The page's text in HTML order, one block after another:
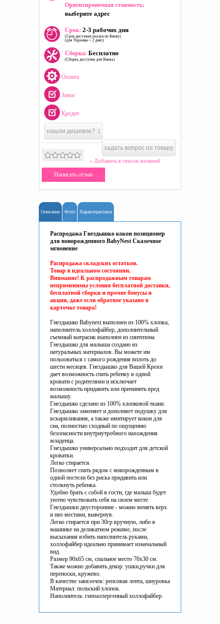
Ориентировочная стоимость:
выберите адрес
Срок: 2-3 рабочих дня
(Срок доставки указан по Киеву)
(для Украины + 2 дня))
Сборка: Бесплатно
(Сборка доступна для Киева)
Оплата
Занос
Кредит
нашли дешевле? :)
задать вопрос по товару
» Добавить в список желаний
Написать отзыв
Описание Фото Характеристики
Распродажа Гнездышко кокон позиционер
для новорожденного BabyNest Сказочное
мгновение
Распродажа складских остатков.
Товар в идеальном состоянии.
Внимание! К распродажным товарам
неприменимы условия бесплатной доставки,
бесплатной сборки и прочие бонусы и
акции, даже если обратное указано в
карточке товара!
Гнездышко Babynest выполнен из 100% хлопка,
наполнитель холлофайбер, дополнительный
съемный матрасик выполнен из синтепона.
Гнездышко для малыша создано из
натуральных материалов. Вы можете им
пользоваться с самого рождения вплоть до
шести месяцев. Гнездышко для Вашей Крохи
дает возможность спать ребенку в одной
кровати с родителями и исключает
возможность придавить или причинить вред
малышу.
Гнездышко сделано из 100% хлопковой ткани.
Гнездышко заменяет и дополняет подушку для
вскармливания, а также имитирует кокон для
сна, полностью сходный по ощущению
безопасности внутриутробного нахождения
младенца.
Гнездышко универсально подходит для детской
кроватки.
Легко стирается.
Позволяет спать рядом с новорожденным в
одной постели без риска придавить или
столкнуть ребенка.
Удобно брать с собой в гости, где малыш будет
уютно чувствовать себя на своем месте.
Гнездышки двусторонние - можно менять верх
и низ местами, вывернув.
Легко стирается при 30гр вручную, либо в
машинке на деликатном режиме, после
высыхания взбить наполнитель руками,
холлофайбер идеально принимает изначальный
вид.
Размер 90x65 см, спальное место 70x30 см.
Также можно добавить декор: ушки,ручки для
переноски, кружево.
В качестве завязочек: репсовая лента, шнуровка
Материал: польский хлопок.
Наполнитель: гипоаллергенный холлофайбер.